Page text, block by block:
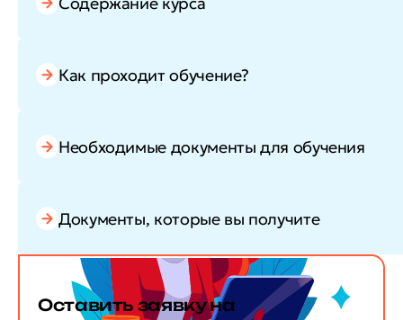
Как проходит обучение?
Необходимые документы для обучения
Документы, которые вы получите
Оставить заявкуна